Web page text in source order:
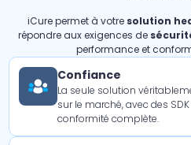
iCure permet à votre solution
répondre aux exigences de
performance et
Confiance
La seule solution
sur le marché, avec des
conformité complète.